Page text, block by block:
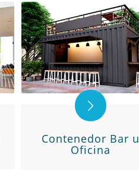
Contenedor Bar u
Oficina